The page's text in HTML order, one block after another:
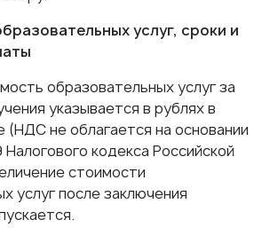
услуг, сроки и
образовательных услуг за
указывается в рублях в
не облагается на основании
Налогового кодекса Российской
стоимости
услуг после заключения